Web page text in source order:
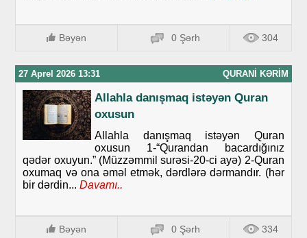
Bəyən 0 Şərh 304
27 Aprel 2026 13:31 QURANI KƏRIM
Allahla danışmaq istəyən Quran
oxusun
Allahla danışmaq istəyən Quran
oxusun 1-“Qurandan bacardığınız
qədər oxuyun.” (Müzzəmmil surəsi-20-ci ayə) 2-Quran
oxumaq və ona əməl etmək, dərdlərə dərmandır. (hər
bir dərdin... Davamı..
Bəyən 0 Şərh 334